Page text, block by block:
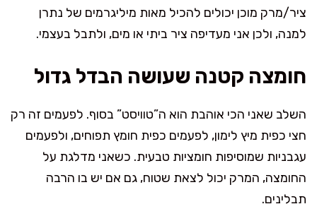
ציר/מרק מוכן יכולים להכיל מאות מיליגרמים של נתרן
למנה, ולכן אני מעדיפה ציר ביתי או מים, ולתבל בעצמי.
חומצה קטנה שעושה הבדל גדול
השלב שאני הכי אוהבת הוא ה”טוויסט” בסוף. לפעמים זה רק
חצי כפית מיץ לימון, לפעמים כפית חומץ תפוחים, ולפעמים
עגבניות שמוסיפות חומציות טבעית. כשאני מדלגת על
החומצה, המרק יכול לצאת שטוח, גם אם יש בו הרבה
תבלינים.